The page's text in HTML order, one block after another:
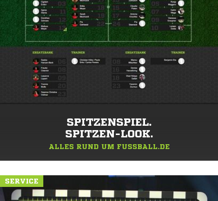
SPITZENSPIEL.
SPITZEN-LOOK.
ALLES RUND UM FUSSBALL.DE
SERVICE